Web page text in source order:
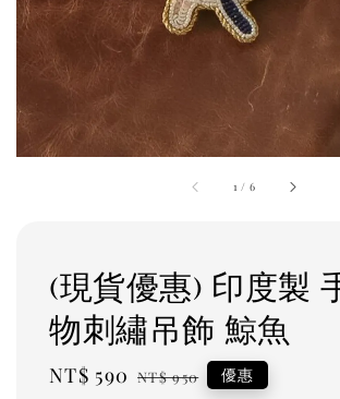
1 / 6
(現貨優惠) 印度製
物刺繡吊飾 鯨魚
Sale
NT$ 590 Regular
NT$ 950 優惠